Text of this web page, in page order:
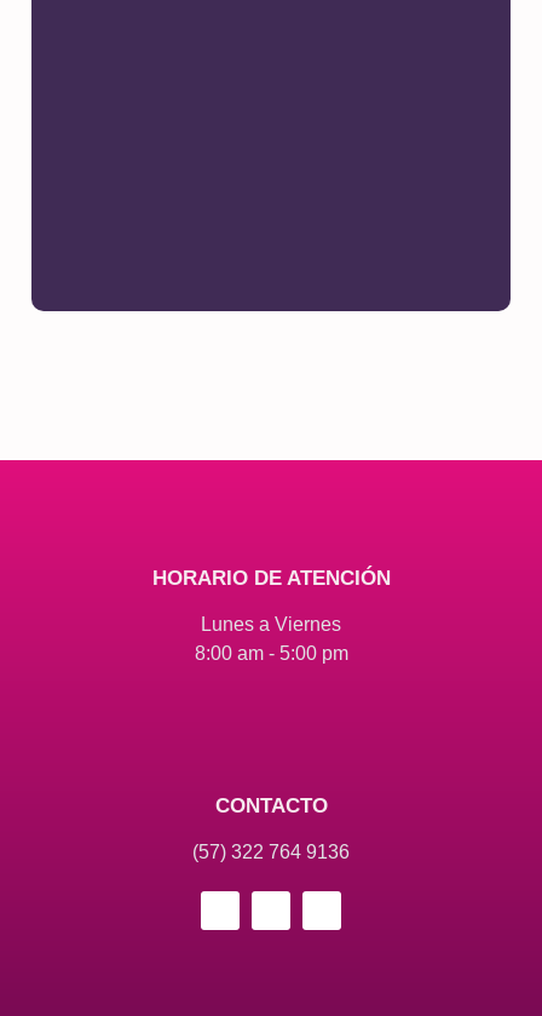
HORARIO DE ATENCIÓN
Lunes a Viernes
8:00 am - 5:00 pm
CONTACTO
(57) 322 764 9136